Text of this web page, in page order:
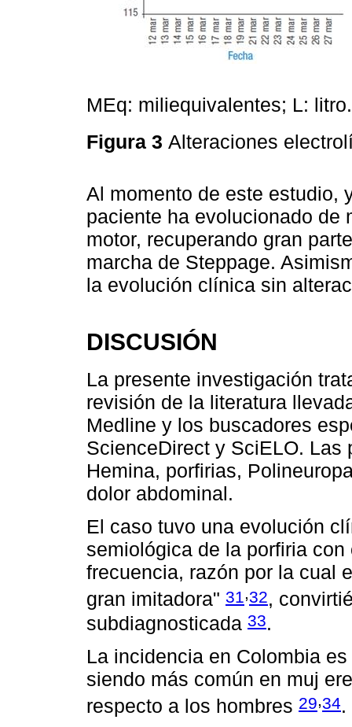
MEq: miliequivalentes; L:
Figura 3 Alteraciones
Al momento de este estudio,
paciente ha evolucionado de
motor, recuperando gran
marcha de Steppage.
la evolución clínica sin
DISCUSIÓN
La presente investigación
revisión de la literatura
Medline y los buscadores
ScienceDirect y SciELO.
Hemina, porfirias,
dolor abdominal.
El caso tuvo una evolución
semiológica de la porfiria
frecuencia, razón por la cual
gran imitadora" 31 ,32,
subdiagnosticada 33.
La incidencia en Colombia
siendo más común en muj
respecto a los hombres 29,34.